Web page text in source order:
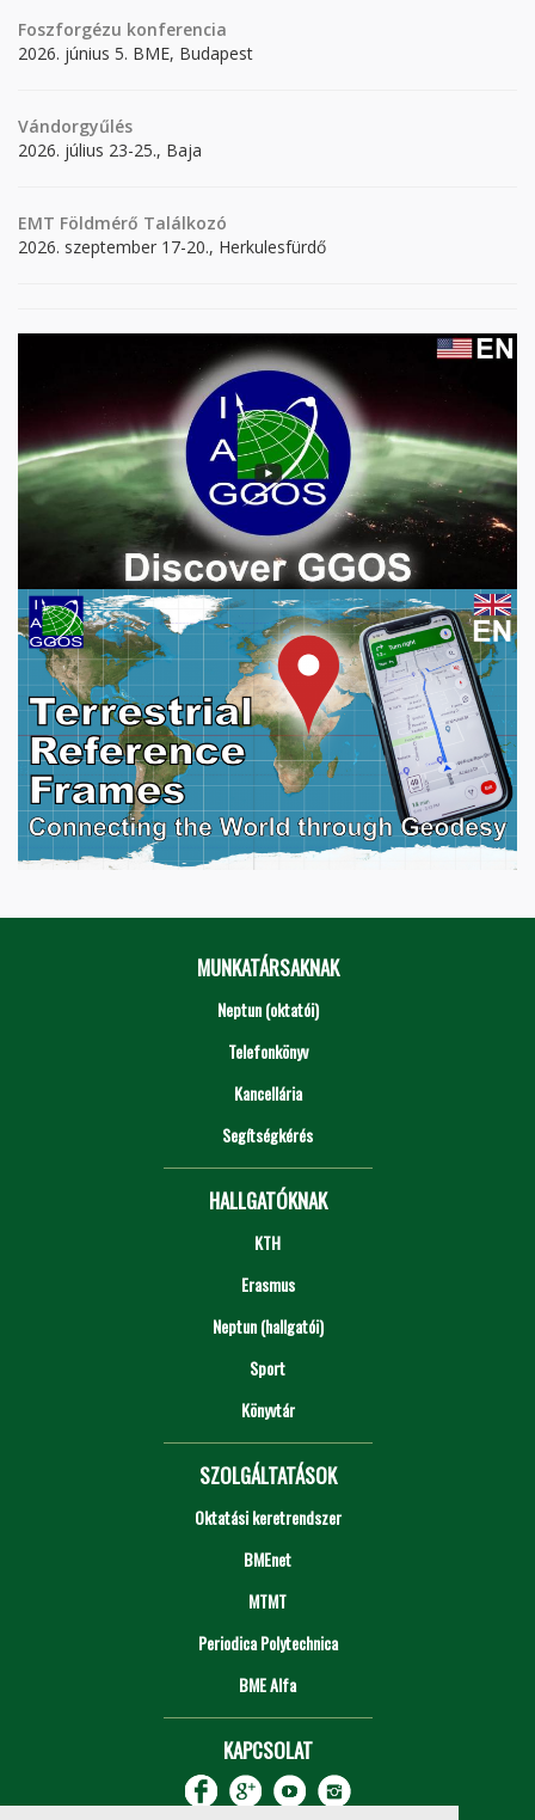
Foszforgézu konferencia
2026. június 5. BME, Budapest
Vándorgyűlés
2026. július 23-25., Baja
EMT Földmérő Találkozó
2026. szeptember 17-20., Herkulesfürdő
MUNKATÁRSAKNAK
Neptun (oktatói)
Telefonkönyv
Kancellária
Segítségkérés
HALLGATÓKNAK
KTH
Erasmus
Neptun (hallgatói)
Sport
Könyvtár
SZOLGÁLTATÁSOK
Oktatási keretrendszer
BMEnet
MTMT
Periodica Polytechnica
BME Alfa
KAPCSOLAT